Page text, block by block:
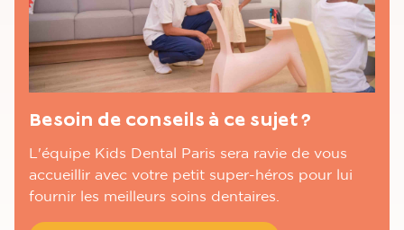
Besoin de conseils à ce sujet ?
L'équipe Kids Dental Paris sera ravie de vous
accueillir avec votre petit super-héros pour lui
fournir les meilleurs soins dentaires.